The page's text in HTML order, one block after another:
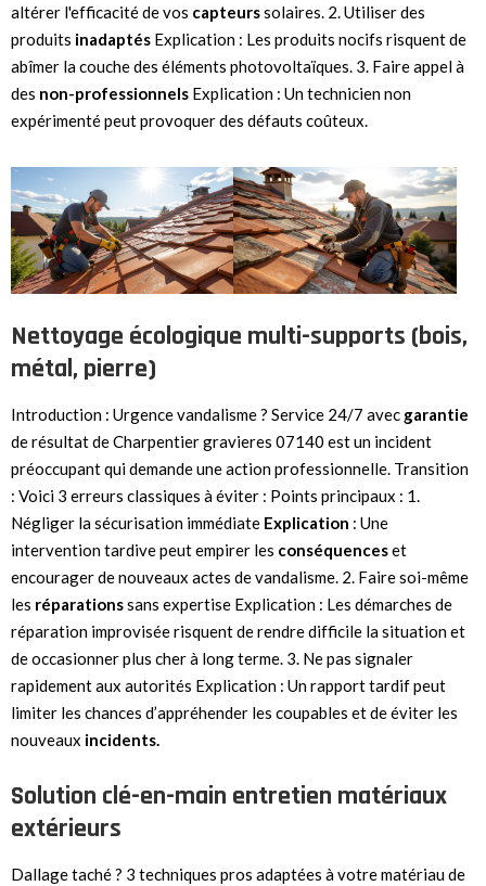
altérer l'efficacité de vos capteurssolaires. 2. Utiliser des
produits inadaptés Explication : Les produits nocifs risquent de
abîmer la couche des éléments photovoltaïques. 3. Faire appel à
des non-professionnels Explication : Un technicien non
expérimenté peut provoquer des défauts coûteux.
Nettoyage écologique multi-supports (bois,
métal, pierre)
Introduction : Urgence vandalisme ? Service 24/7 avec garantie
de résultat de Charpentier gravieres 07140 est un incident
préoccupant qui demande une action professionnelle. Transition
: Voici 3 erreurs classiques à éviter : Points principaux : 1.
Négliger la sécurisation immédiate Explication : Une
intervention tardive peut empirer les conséquenceset
encourager de nouveaux actes de vandalisme. 2. Faire soi-même
les réparationssans expertise Explication : Les démarches de
réparation improvisée risquent de rendre difficile la situation et
de occasionner plus cher à long terme. 3. Ne pas signaler
rapidement aux autorités Explication : Un rapport tardif peut
limiter les chances d’appréhender les coupables et de éviter les
nouveaux incidents.
Solution clé-en-main entretien matériaux
extérieurs
Dallage taché ? 3 techniques pros adaptées à votre matériau de